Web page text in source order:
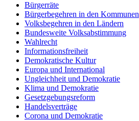
Bürgerräte
Bürgerbegehren in den Kommunen
Volksbegehren in den Ländern
Bundesweite Volksabstimmung
Wahlrecht
Informationsfreiheit
Demokratische Kultur
Europa und International
Ungleichheit und Demokratie
Klima und Demokratie
Gesetzgebungsreform
Handelsverträge
Corona und Demokratie